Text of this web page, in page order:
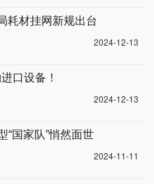
耗材挂网新规出台
2024-12-13
口设备！
2024-12-13
“国家队”悄然面世
2024-11-11